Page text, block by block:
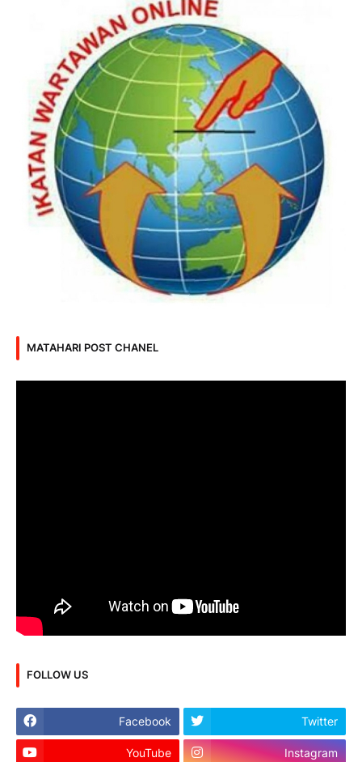
MATAHARI POST CHANEL
FOLLOW US
Facebook Twitter
YouTube Instagram